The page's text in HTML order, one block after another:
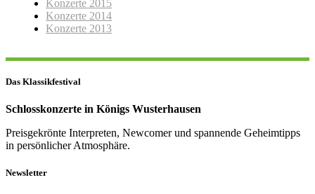
Konzerte 2015
Konzerte 2014
Konzerte 2013
Das Klassikfestival
Schlosskonzerte in Königs Wusterhausen
Preisgekrönte Interpreten, Newcomer und spannende Geheimtipps
in persönlicher Atmosphäre.
Newsletter